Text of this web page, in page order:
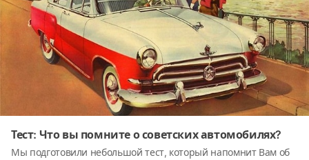
Тест: Что вы помните о советских автомобилях?
Мы подготовили небольшой тест, который напомнит Вам об